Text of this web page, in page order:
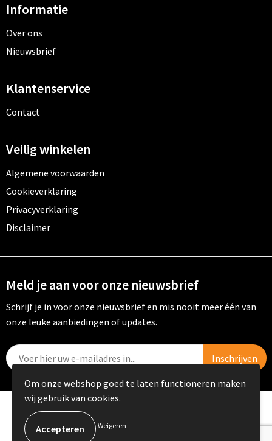
Informatie
Over ons
Nieuwsbrief
Klantenservice
Contact
Veilig winkelen
Algemene voorwaarden
Cookieverklaring
Privacyverklaring
Disclaimer
Meld je aan voor onze nieuwsbrief
Schrijf je in voor onze nieuwsbrief en mis nooit meer één van
onze leuke aanbiedingen of updates.
© Copyright PRIKKELS B.V. 2023
Om onze webshop goed te laten functioneren maken
wij gebruik van cookies.
Weigeren